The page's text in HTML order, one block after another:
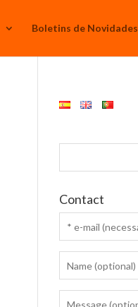
Boletins de Novidades
Contact